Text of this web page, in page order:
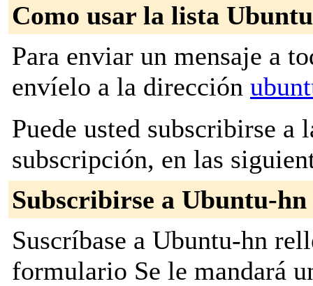
Como usar la lista
Para enviar un mensaje a
envíelo a la dirección
Puede usted subscribirse a
subscripción, en las
Subscribirse a Ubuntu-hn
Suscríbase a Ubuntu-hn
formulario Se le mandará